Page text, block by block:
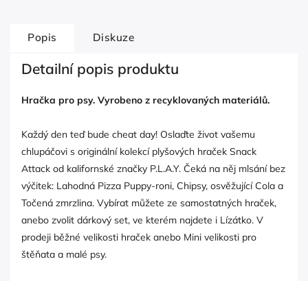
Popis Diskuze
Detailní popis produktu
Hračka pro psy. Vyrobeno z recyklovaných materiálů.
Každý den teď bude cheat day! Oslaďte život vašemu
chlupáčovi s originální kolekcí plyšových hraček Snack
Attack od kalifornské značky P.L.A.Y. Čeká na něj mlsání bez
výčitek: Lahodná Pizza Puppy-roni, Chipsy, osvěžující Cola a
Točená zmrzlina. Vybírat můžete ze samostatných hraček,
anebo zvolit dárkový set, ve kterém najdete i Lízátko. V
prodeji běžné velikosti hraček anebo Mini velikosti pro
štěňata a malé psy.